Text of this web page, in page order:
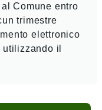
Comune entro
trimestre
elettronico
utilizzando il